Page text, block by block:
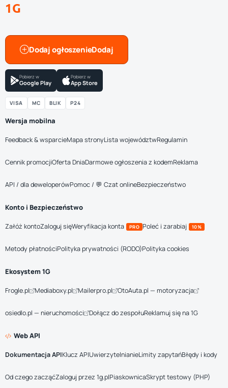
1G
Dodaj ogłoszenie
Pobierz w
Google Play
Pobierz w
App Store
VISA MC BLIK P24
Wersja mobilna
Feedback & wsparcieMapa stronyLista województwRegulamin
Cennik promocjiOferta DniaDarmowe ogłoszenia z kodemReklama
API / dla deweloperówPomoc / 💬 Czat onlineBezpieczeństwo
Konto i Bezpieczeństwo
Załóż kontoZaloguj sięWeryfikacja konta PRO Poleć i zarabiaj 10%
Metody płatnościPolityka prywatności (RODO)Polityka cookies
Ekosystem 1G
Frogle.pl Mediaboxy.pl Mailerpro.pl OtoAuta.pl — motoryzacja
osiedlo.pl — nieruchomości Dołącz do zespołuReklamuj się na 1G
Web API
Dokumentacja APIKlucz APIUwierzytelnianieLimity zapytańBłędy i kody
Od czego zacząćZaloguj przez 1g.plPiaskownicaSkrypt testowy (PHP)